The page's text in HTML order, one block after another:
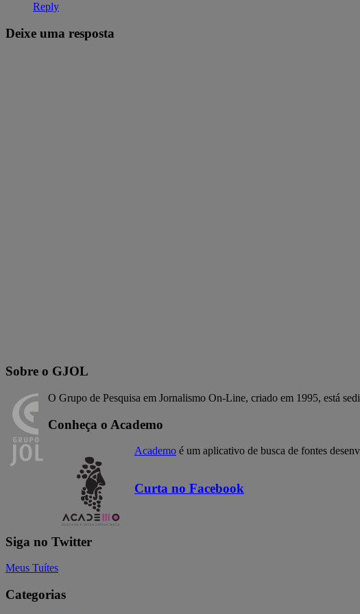
Reply
Deixe uma resposta
Sobre o GJOL
O Grupo de Pesquisa em Jornalismo On-Line, criado em 1995, está
Conheça o Academo
Academo é um aplicativo de busca de fontes
Curta no Facebook
Siga no Twitter
Meus Tuítes
Categorias